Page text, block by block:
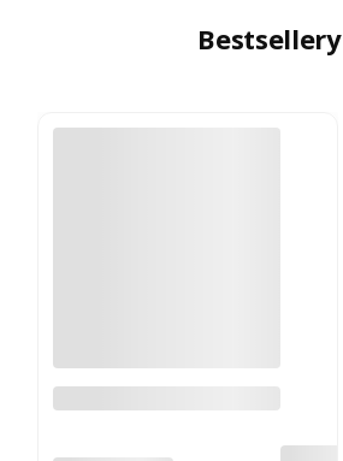
Bestsellery
Gumka skręcana (100
szt.)